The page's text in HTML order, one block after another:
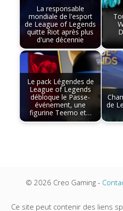
La responsable
mondiale de l'esport
de League of Legends
quitte Riot après plus
d'une décennie
Le pack Légendes de
League of Legends
débloque le Passe-
événement, une
figurine Teemo et…
de
© 2026 Creo Gaming -
Ce site peut contenir des liens